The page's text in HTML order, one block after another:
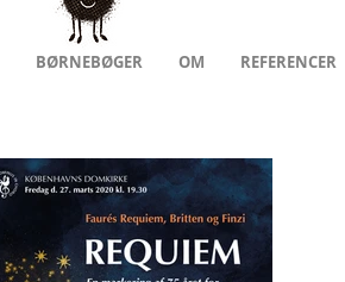
BØRNEBØGER OM REFERENCER